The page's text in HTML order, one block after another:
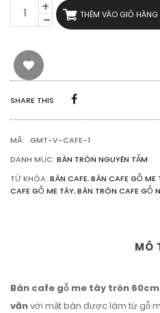
TRÒN
CAFE
ME
TÂY
NGUYÊN
SỐ
THÊM VÀO GIỎ HÀNG
SHARE THIS
MÃ: GMT-V-CAFE-1
DANH MỤC: BÀN TRÒN NGUYÊN TẤM
TỪ KHÓA: BÀN CAFE,BÀN CAFE GỖ ME
CAFE GỖ ME TÂY,BÀN TRÒN CAFE GỖ
MÔ
Bàn cafe gỗ me tây tròn
vănvới mặt bàn được làm từ gỗ